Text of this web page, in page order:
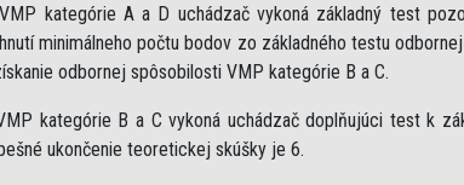
kategórie A a D uchádzač vykoná základný test
minimálneho počtu bodov zo základného testu
odbornej spôsobilosti VMP kategórie B a C.
kategórie B a C vykoná uchádzač doplňujúci test k
ukončenie teoretickej skúšky je 6.